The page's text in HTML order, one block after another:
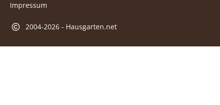
Impressum
2004-2026 - Hausgarten.net